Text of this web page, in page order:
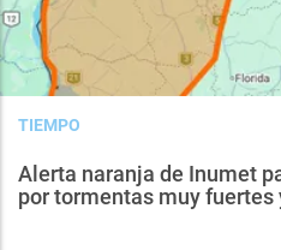
TIEMPO
Alerta naranja de Inumet
por tormentas muy fuertes